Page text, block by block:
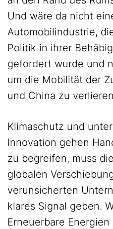
Und wäre da nicht
Automobilindustrie,
Politik in ihrer
gefordert wurde und
um die Mobilität der
und China zu
Klimaschutz und
Innovation gehen
zu begreifen, muss
globalen
verunsicherten
klares Signal geben.
Erneuerbare